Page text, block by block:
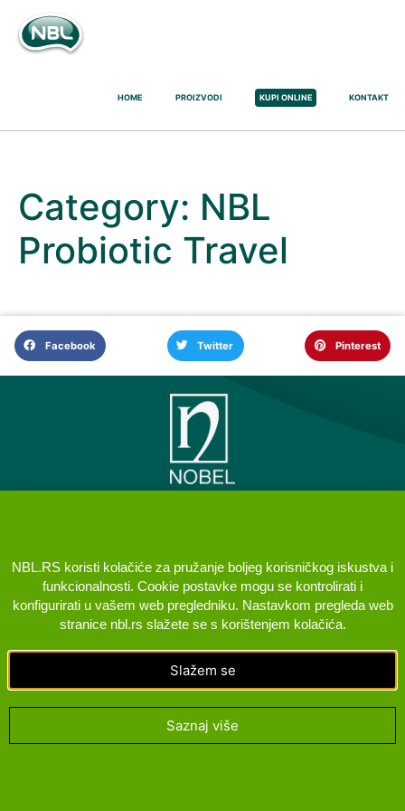
HOME PROIZVODI KUPI ONLINE KONTAKT
Category: NBL
Probiotic Travel
Facebook Twitter Pinterest
BEOGRAD (VRAČAR)
KONTAKT
Brane Crnčevića 5, 11000 Beograd Srbija
+381 11 400 98 98
PRATITE NAS
NBL.RS koristi kolačiće za pružanje boljeg korisničkog iskustva i
funkcionalnosti. Cookie postavke mogu se kontrolirati i
konfigurirati u vašem web pregledniku. Nastavkom pregleda web
stranice nbl.rs slažete se s korištenjem kolačića.
Slažem se
Saznaj više